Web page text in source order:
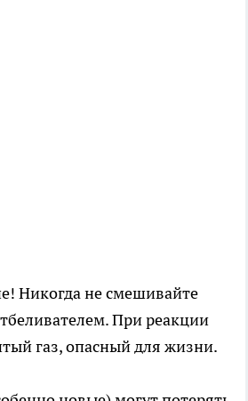
Никогда не смешивайте
При реакции
газ, опасный для жизни.